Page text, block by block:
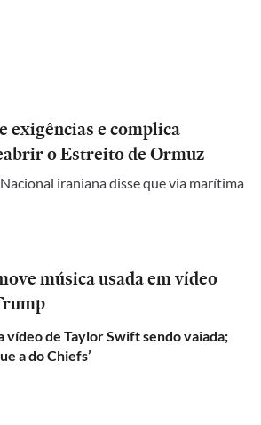
exigências e complica
o Estreito de Ormuz
iraniana disse que via marítima
música usada em vídeo
vídeo de Taylor Swift sendo vaiada;
a do Chiefs’